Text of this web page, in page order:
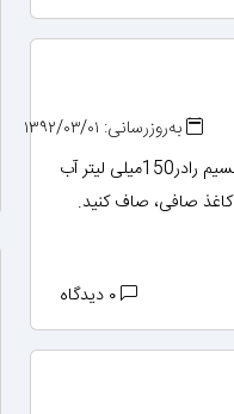
به‌روزرسانی: ۱۳۹۲/۰۳/۰۱
تهیه ی شناساگر در آزمایشگاه شیمی1- تهیه آب آهک5گرم اکسید کلسیم رادر150میلی لیتر آب
صافی، صاف کنید.